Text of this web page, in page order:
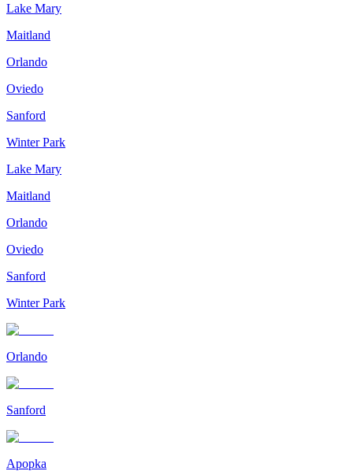
Lake Mary
Maitland
Orlando
Oviedo
Sanford
Winter Park
Lake Mary
Maitland
Orlando
Oviedo
Sanford
Winter Park
Orlando
Sanford
Apopka